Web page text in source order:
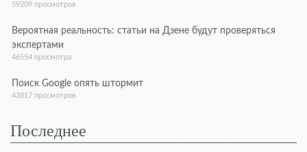
59209 просмотров
Вероятная реальность: статьи на Дзене будут проверяться
экспертами
46554 просмотра
Поиск Google опять штормит
43817 просмотров
Последнее